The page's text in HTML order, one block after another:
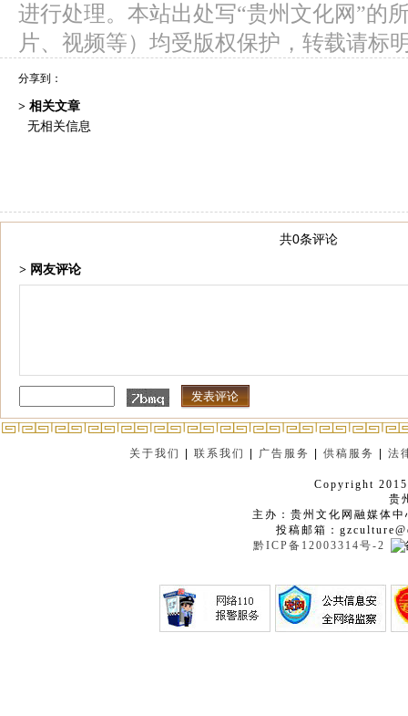
进行处理。本站出处写“贵州文化网”的
片、视频等）均受版权保护，转载请标
分享到：
> 相关文章
无相关信息
共0条评论
> 网友评论
关于我们 |联系我们 广告服务 |供稿服务 |法
Copyright
贵
主办：贵州文化网融媒体
投稿邮箱：
黔ICP备12003314号-2